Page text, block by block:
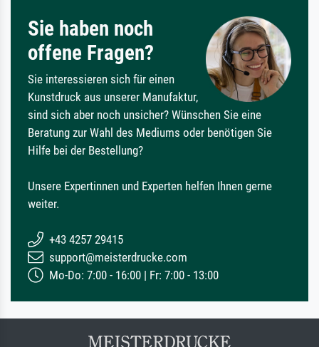
Sie haben noch
offene Fragen?
Sie interessieren sich für einen
Kunstdruck aus unserer Manufaktur,
sind sich aber noch unsicher? Wünschen Sie eine
Beratung zur Wahl des Mediums oder benötigen Sie
Hilfe bei der Bestellung?
Unsere Expertinnen und Experten helfen Ihnen gerne
weiter.
+43 4257 29415
support@meisterdrucke.com
Mo-Do: 7:00 - 16:00 | Fr: 7:00 - 13:00